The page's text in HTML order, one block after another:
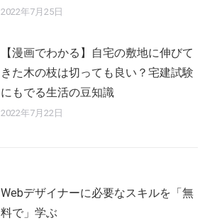
2022年7月25日
【漫画でわかる】自宅の敷地に伸びて
きた木の枝は切っても良い？宅建試験
にもでる生活の豆知識
2022年7月22日
Webデザイナーに必要なスキルを「無
料で」学ぶ